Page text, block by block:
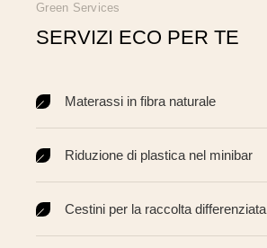
Green Services
SERVIZI ECO PER TE
Materassi in fibra naturale
Riduzione di plastica nel minibar
Cestini per la raccolta differenziata